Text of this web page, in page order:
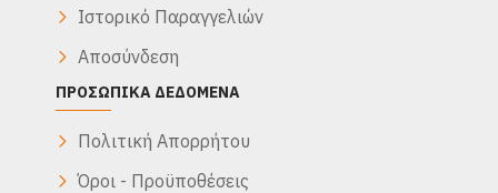
Ιστορικό Παραγγελιών
Αποσύνδεση
ΠΡΟΣΩΠΙΚΆ ΔΕΔΟΜΈΝΑ
Πολιτική Απορρήτου
Όροι - Προϋποθέσεις